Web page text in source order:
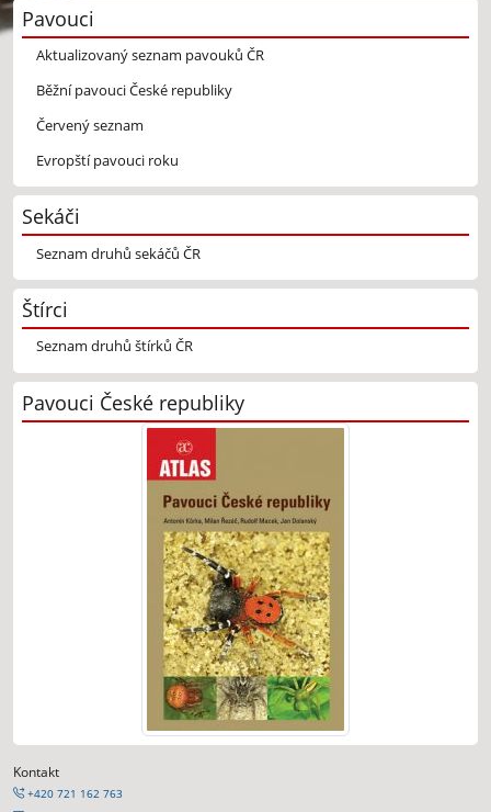
Pavouci
Aktualizovaný seznam pavouků ČR
Běžní pavouci České republiky
Červený seznam
Evropští pavouci roku
Sekáči
Seznam druhů sekáčů ČR
Štírci
Seznam druhů štírků ČR
Pavouci České republiky
Kontakt
+420 721 162 763